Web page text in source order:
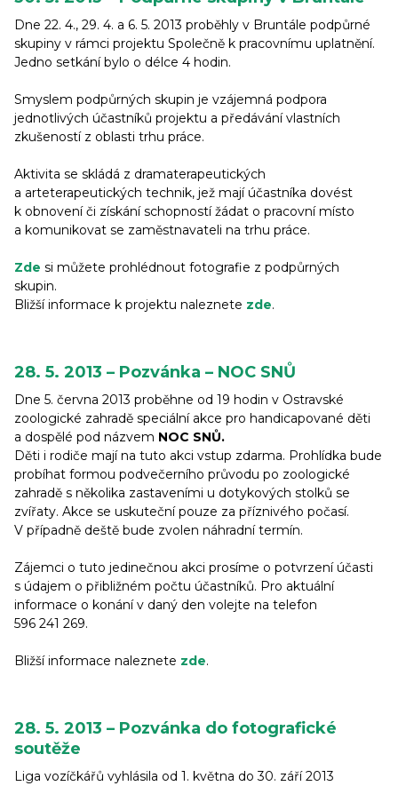
Dne 22. 4., 29. 4. a 6. 5. 2013 proběhly v Bruntále podpůrné
skupiny v rámci projektu Společně k pracovnímu uplatnění.
Jedno setkání bylo o délce 4 hodin.
Smyslem podpůrných skupin je vzájemná podpora
jednotlivých účastníků projektu a předávání vlastních
zkušeností z oblasti trhu práce.
Aktivita se skládá z dramaterapeutických
a arteterapeutických technik, jež mají účastníka dovést
k obnovení či získání schopností žádat o pracovní místo
a komunikovat se zaměstnavateli na trhu práce.
Zde si můžete prohlédnout fotografie z podpůrných
skupin.
Bližší informace k projektu naleznete zde.
28. 5. 2013 – Pozvánka – NOC SNŮ
Dne 5. června 2013 proběhne od 19 hodin v Ostravské
zoologické zahradě speciální akce pro handicapované děti
a dospělé pod názvem NOC SNŮ.
Děti i rodiče mají na tuto akci vstup zdarma. Prohlídka bude
probíhat formou podvečerního průvodu po zoologické
zahradě s několika zastaveními u dotykových stolků se
zvířaty. Akce se uskuteční pouze za příznivého počasí.
V případně deště bude zvolen náhradní termín.
Zájemci o tuto jedinečnou akci prosíme o potvrzení účasti
s údajem o přibližném počtu účastníků. Pro aktuální
informace o konání v daný den volejte na telefon
596 241 269.
Bližší informace naleznete zde.
28. 5. 2013 – Pozvánka do fotografické
soutěže
Liga vozíčkářů vyhlásila od 1. května do 30. září 2013